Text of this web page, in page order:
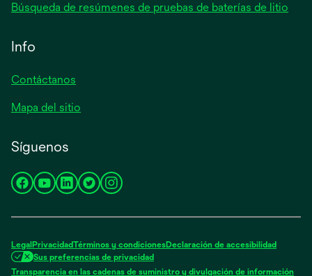
Búsqueda de resúmenes de pruebas de baterías de litio
Info
Contáctanos
Mapa del sitio
Síguenos
se
una
pestaña
nueva
se
una
pestaña
nueva
se
una
pestaña
nueva
se
una
pestaña
nueva
se
pestaña
nueva
Legal PrivacidadTérminos y condicionesDeclaración de accesibilidad
Sus preferencias de privacidad
Transparencia en las cadenas de suministro y divulgación de información